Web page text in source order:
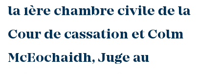
la 1ère chambre civile de la
Cour de cassation et Colm
McEochaidh, Juge au